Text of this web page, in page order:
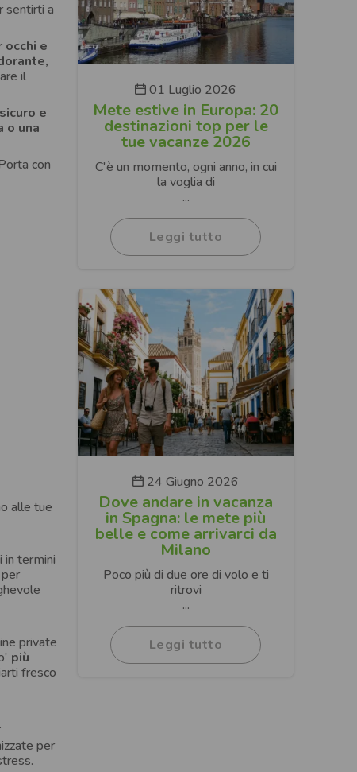
sentirti a
occhi e
il
e
o una
con
alle tue
in termini
private
più
fresco
.
per
01 Luglio 2026
Mete estive in Europa: 20
destinazioni top per le
tue vacanze 2026
C'è un momento, ogni anno, in cui
la voglia di
...
Leggi tutto
24 Giugno 2026
Dove andare in vacanza
in Spagna: le mete più
belle e come arrivarci da
Milano
Poco più di due ore di volo e ti
ritrovi
...
Leggi tutto